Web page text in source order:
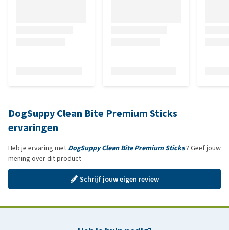
DogSuppy Clean Bite Premium Sticks
ervaringen
Heb je ervaring met DogSuppy Clean Bite Premium Sticks? Geef jouw
mening over dit product
Schrijf jouw eigen review